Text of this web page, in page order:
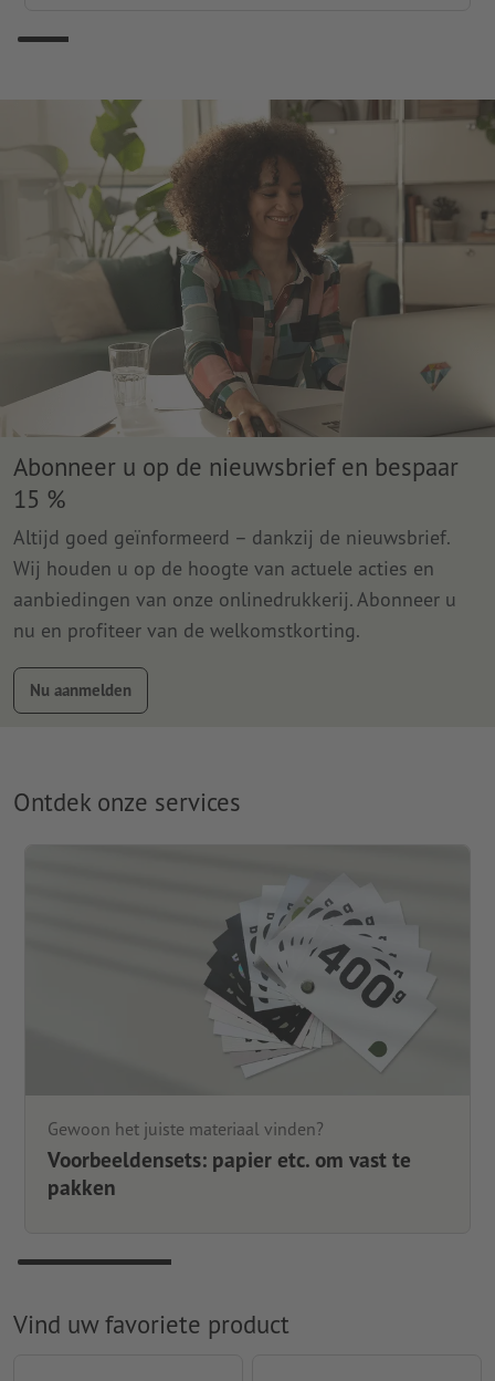
Abonneer u op de nieuwsbrief en bespaar
15 %
Altijd goed geïnformeerd – dankzij de nieuwsbrief.
Wij houden u op de hoogte van actuele acties en
aanbiedingen van onze onlinedrukkerij. Abonneer u
nu en profiteer van de welkomstkorting.
Nu aanmelden
Ontdek onze services
Gewoon het juiste materiaal vinden?
Voorbeeldensets: papier etc. om vast te
pakken
Vind uw favoriete product